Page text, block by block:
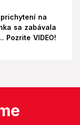
na
sa zabávala
Pozrite VIDEO!